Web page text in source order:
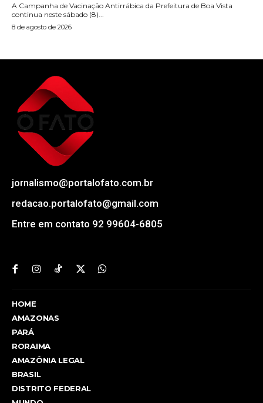
A Campanha de Vacinação Antirrábica da Prefeitura de Boa Vista
continua neste sábado (8)...
8 de agosto de 2026
jornalismo@portalofato.com.br
redacao.portalofato@gmail.com
Entre em contato 92 99604-6805
HOME
AMAZONAS
PARÁ
RORAIMA
AMAZÔNIA LEGAL
BRASIL
DISTRITO FEDERAL